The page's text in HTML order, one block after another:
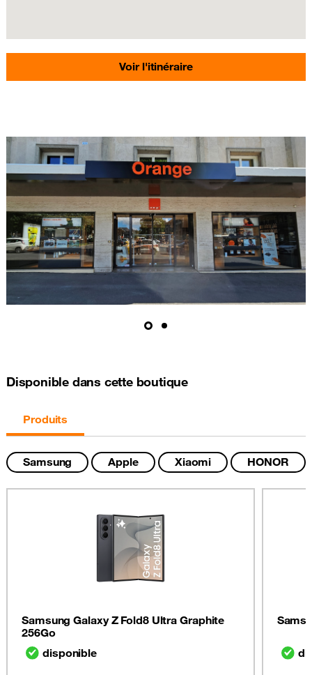
Voir l'itinéraire
Disponible dans cette boutique
Produits
Samsung Apple Xiaomi HONOR
Samsung Galaxy Z Fold8 Ultra Graphite
256Go
disponible